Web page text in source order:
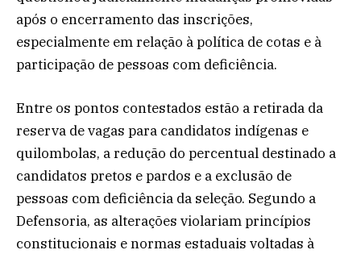
após o encerramento das inscrições,
especialmente em relação à política de cotas e à
participação de pessoas com deficiência.
Entre os pontos contestados estão a retirada da
reserva de vagas para candidatos indígenas e
quilombolas, a redução do percentual destinado a
candidatos pretos e pardos e a exclusão de
pessoas com deficiência da seleção. Segundo a
Defensoria, as alterações violariam princípios
constitucionais e normas estaduais voltadas à